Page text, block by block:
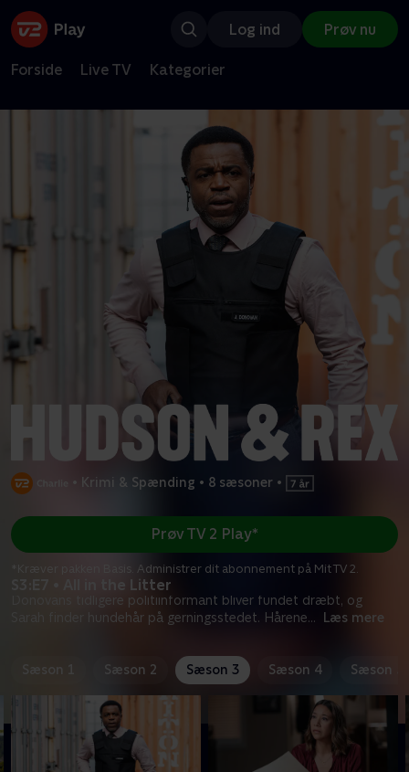
Log ind Prøv nu
Forside Live TV Kategorier
• Krimi & Spænding • 8 sæsoner •
S3:E7 • All in the Litter
Donovans tidligere politiinformant bliver fundet dræbt, og
Sarah finder hundehår på gerningsstedet. Hårene... Læs mere
Prøv TV 2 Play*
*Kræver pakken Basis. Administrer dit abonnement på Mit TV 2.
Sæson 1 Sæson 2 Sæson 3 Sæson 4 Sæson 5